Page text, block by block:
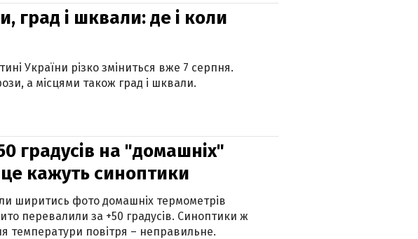
град і шквали: де і коли
України різко зміниться вже 7 серпня.
а місцями також град і шквали.
градусів на "домашніх"
кажуть синоптики
ширитись фото домашніх термометрів
перевалили за +50 градусів. Синоптики ж
температури повітря – неправильне.